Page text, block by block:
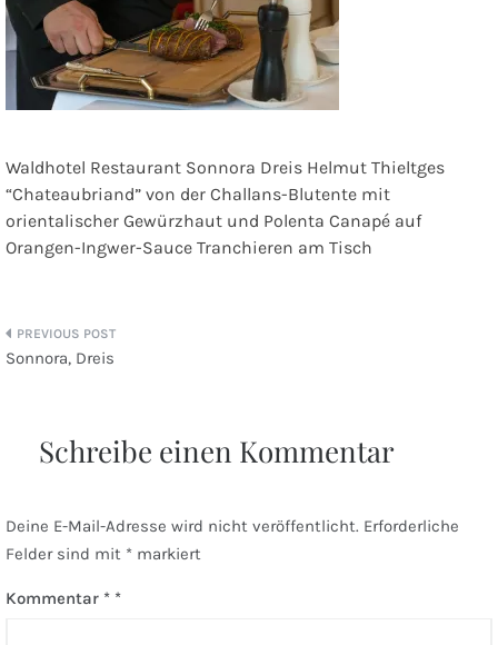
Waldhotel Restaurant Sonnora Dreis Helmut Thieltges
“Chateaubriand” von der Challans-Blutente mit
orientalischer Gewürzhaut und Polenta Canapé auf
Orangen-Ingwer-Sauce Tranchieren am Tisch
Beitragsnavigation
Sonnora, Dreis
Schreibe einen Kommentar
Deine E-Mail-Adresse wird nicht veröffentlicht. Erforderliche
Felder sind mit * markiert
Kommentar *